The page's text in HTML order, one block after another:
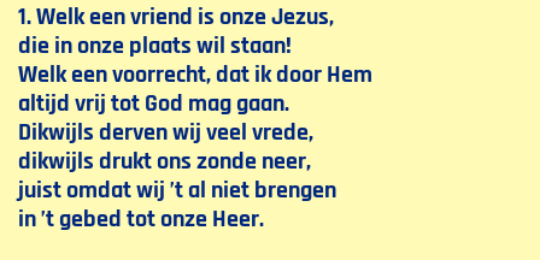
1. Welk een vriend is onze Jezus,
die in onze plaats wil staan!
Welk een voorrecht, dat ik door Hem
altijd vrij tot God mag gaan.
Dikwijls derven wij veel vrede,
dikwijls drukt ons zonde neer,
juist omdat wij ’t al niet brengen
in ’t gebed tot onze Heer.